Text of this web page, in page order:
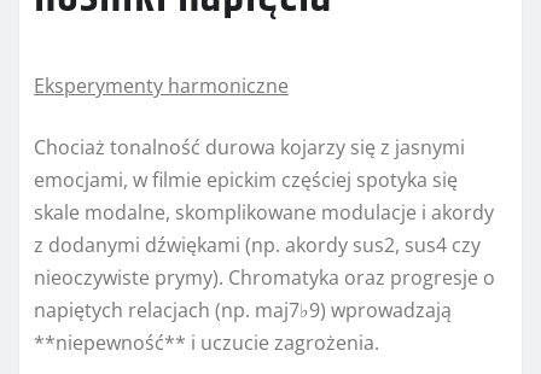
Eksperymenty harmoniczne
Chociaż tonalność durowa kojarzy się z jasnymi
emocjami, w filmie epickim częściej spotyka się
skale modalne, skomplikowane modulacje i akordy
z dodanymi dźwiękami (np. akordy sus2, sus4 czy
nieoczywiste prymy). Chromatyka oraz progresje o
napiętych relacjach (np. maj7♭9) wprowadzają
**niepewność** i uczucie zagrożenia.